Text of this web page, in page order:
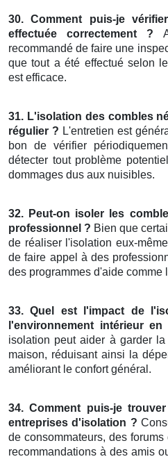
30. Comment puis-je
effectuée correctement ?
recommandé de faire une
que tout a été effectué selon
est efficace.
31. L'isolation des combles
régulier ? L'entretien est
bon de vérifier
détecter tout problème
dommages dus aux nuisibles.
32. Peut-on isoler les
professionnel ? Bien que
de réaliser l'isolation eux-
de faire appel à des
des programmes d'aide comme
33. Quel est l'impact de
l'environnement intérieur en
isolation peut aider à garder
maison, réduisant ainsi la
améliorant le confort général.
34. Comment puis-je
entreprises d'isolation ?
de consommateurs, des
recommandations à des amis